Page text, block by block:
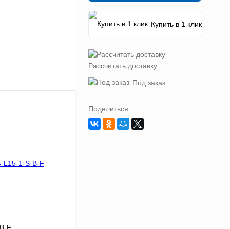
F
Купить в 1 клик
Рассчитать доставку
Под заказ
Поделиться